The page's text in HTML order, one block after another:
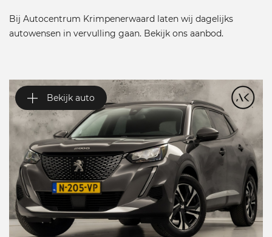
Bij Autocentrum Krimpenerwaard laten wij dagelijks
autowensen in vervulling gaan. Bekijk ons aanbod.
Bekijk auto